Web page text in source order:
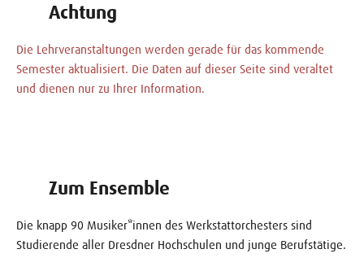
Achtung
Die Lehrveranstaltungen werden gerade für das kommende
Semester aktualisiert. Die Daten auf dieser Seite sind veraltet
und dienen nur zu Ihrer Information.
Zum Ensemble
Die knapp 90 Musiker*innen des Werkstattorchesters sind
Studierende aller Dresdner Hochschulen und junge Berufstätige.